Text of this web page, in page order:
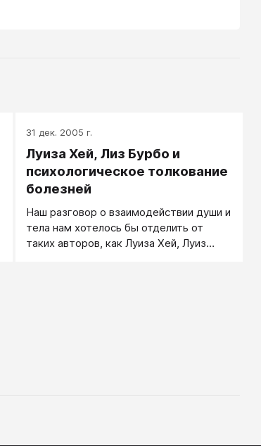
31 дек. 2005 г.
Луиза Хей, Лиз Бурбо и
психологическое толкование
болезней
Наш разговор о взаимодействии души и
тела нам хотелось бы отделить от
таких авторов, как Луиза Хей, Луиз